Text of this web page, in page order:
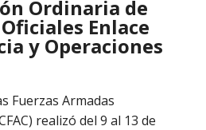
Ordinaria de
Enlace
y Operaciones
Fuerzas Armadas
realizó del 9 al 13 de